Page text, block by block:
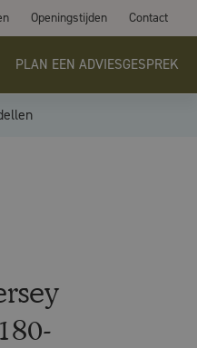
Openingstijden Contact
PLAN EEN ADVIESGESPREK